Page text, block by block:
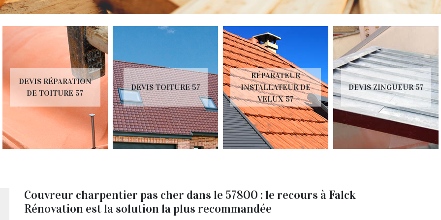
RÉPARATION
57
DEVIS TOITURE 57
RÉPARATEUR
INSTALLATEUR DE
VELUX 57
DEVIS ZINGUEUR 57
Couvreur charpentier pas cher dans le 57800 : le recours à Falck
Rénovation est la solution la plus recommandée